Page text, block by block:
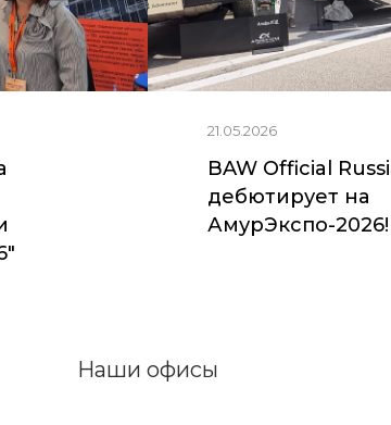
21.05.2026
BAW Official
дебютирует на
АмурЭкспо-2026!
Наши офисы